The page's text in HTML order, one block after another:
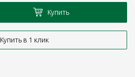
Купить
Купить в 1 клик